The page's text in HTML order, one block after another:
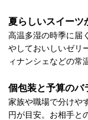
夏らしいスイーツ
高温多湿の時季に届
やしておいしいゼリ
ィナンシェなどの常
個包装と予算のバ
家族や職場で分けや
円が目安。お相手と